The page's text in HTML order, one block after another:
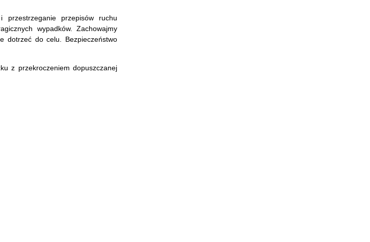
przepisów ruchu
wypadków. Zachowajmy
dotrzeć do celu. Bezpieczeństwo
z przekroczeniem dopuszczanej